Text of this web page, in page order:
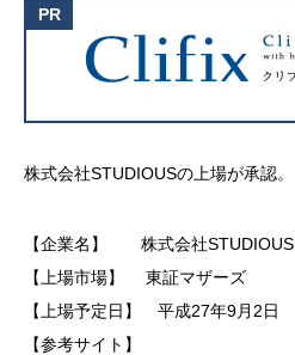
株式会社STUDIOUSの上場が承認。
【企業名】 株式会社STUDIOUS
【上場市場】 東証マザーズ
【上場予定日】 平成27年9月2日
【参考サイト】